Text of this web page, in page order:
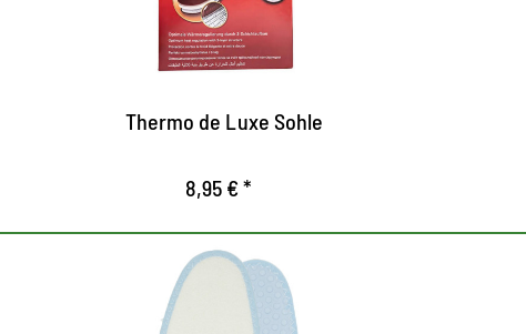
La parte superior suave y duradera de
microfibra de alta calidad garantiza un
La capa intermedia de espuma amortigua
Thermo de Luxe Sohle
8,95 € *